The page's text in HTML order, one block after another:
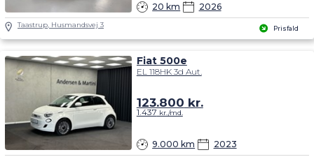
Prisfald
20 km 2026
Taastrup, Husmandsvej 3
Fiat 500e
EL 118HK 3d Aut.
9.000 km 2023
123.800 kr.
1.437 kr./md.